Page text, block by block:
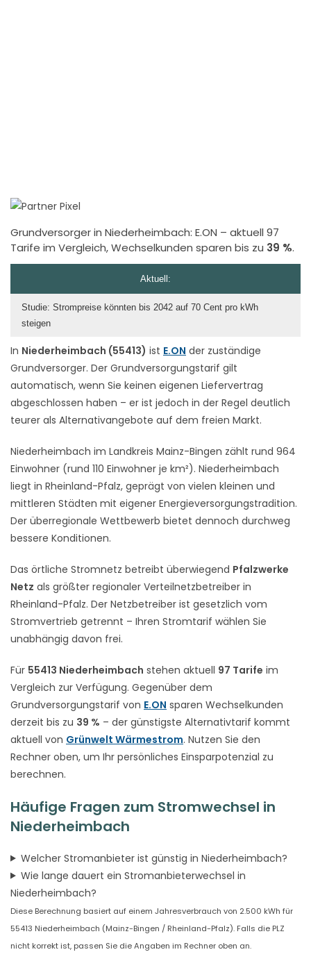
Grundversorger in Niederheimbach: E.ON – aktuell 97
Tarife im Vergleich, Wechselkunden sparen bis zu 39 %.
In Niederheimbach (55413) ist E.ON der zuständige
Grundversorger. Der Grundversorgungstarif gilt
automatisch, wenn Sie keinen eigenen Liefervertrag
abgeschlossen haben – er ist jedoch in der Regel deutlich
teurer als Alternativangebote auf dem freien Markt.
Niederheimbach im Landkreis Mainz-Bingen zählt rund 964
Einwohner (rund 110 Einwohner je km²). Niederheimbach
liegt in Rheinland-Pfalz, geprägt von vielen kleinen und
mittleren Städten mit eigener Energieversorgungstradition.
Der überregionale Wettbewerb bietet dennoch durchweg
bessere Konditionen.
Das örtliche Stromnetz betreibt überwiegend Pfalzwerke
Netz als größter regionaler Verteilnetzbetreiber in
Rheinland-Pfalz. Der Netzbetreiber ist gesetzlich vom
Stromvertrieb getrennt – Ihren Stromtarif wählen Sie
unabhängig davon frei.
Für 55413 Niederheimbach stehen aktuell 97 Tarife im
Vergleich zur Verfügung. Gegenüber dem
Grundversorgungstarif von E.ON sparen Wechselkunden
derzeit bis zu 39 % – der günstigste Alternativtarif kommt
aktuell von Grünwelt Wärmestrom. Nutzen Sie den
Rechner oben, um Ihr persönliches Einsparpotenzial zu
berechnen.
Häufige Fragen zum Stromwechsel in
Niederheimbach
Welcher Stromanbieter ist günstig in Niederheimbach?
Wie lange dauert ein Stromanbieterwechsel in
Niederheimbach?
Diese Berechnung basiert auf einem Jahresverbrauch von 2.500 kWh für
55413 Niederheimbach (Mainz-Bingen / Rheinland-Pfalz). Falls die PLZ
nicht korrekt ist, passen Sie die Angaben im Rechner oben an.
Aktuell:
Studie: Strompreise könnten bis 2042 auf 70 Cent pro kWh
steigen